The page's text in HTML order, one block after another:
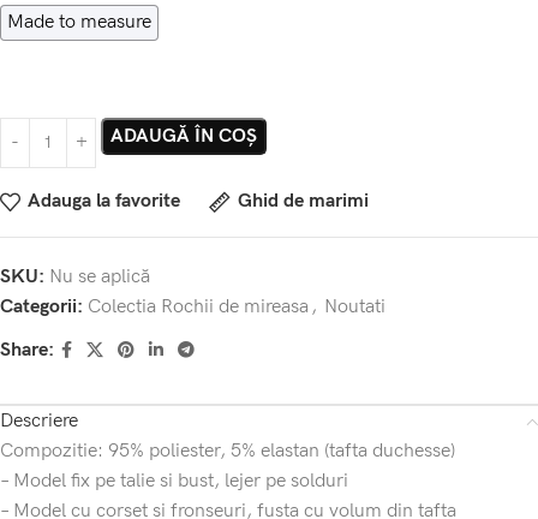
Made to measure
ADAUGĂ ÎN COȘ
Adauga la favorite Ghid de marimi
SKU: Nu se aplică
Categorii: Colectia Rochii de mireasa , Noutati
Share:
Descriere
Compozitie: 95% poliester, 5% elastan (tafta duchesse)
– Model fix pe talie si bust, lejer pe solduri
– Model cu corset si fronseuri, fusta cu volum din tafta